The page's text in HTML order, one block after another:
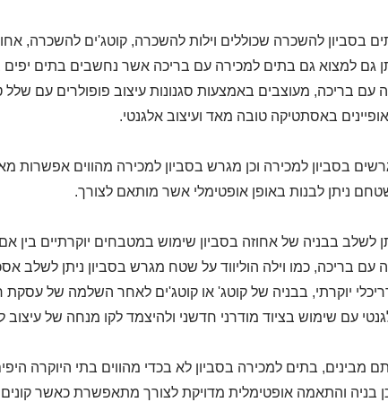
בסביון להשכרה שכוללים וילות להשכרה, קוטג'ים להשכרה,
גם למצוא גם בתים למכירה עם בריכה אשר נחשבים בתים יפים
עם בריכה, מעוצבים באמצעות סגנונות עיצוב פופולרים עם
באסתטיקה טובה מאד ועיצוב אלגנטי.
בסביון למכירה וכן מגרש בסביון למכירה מהווים אפשרות
ניתן לבנות באופן אופטימלי אשר מותאם לצורך.
לשלב בבניה של אחוזה בסביון שימוש במטבחים יוקרתיים בין
עם בריכה, כמו וילה הוליווד על שטח מגרש בסביון ניתן לשלב
יוקרתי, בבניה של קוטג' או קוטג'ים לאחר השלמה של עסקת
עם שימוש בציוד מודרני חדשני ולהיצמד לקו מנחה של
מבינים, בתים למכירה בסביון לא בכדי מהווים בתי היוקרה
בניה והתאמה אופטימלית מדויקת לצורך מתאפשרת כאשר